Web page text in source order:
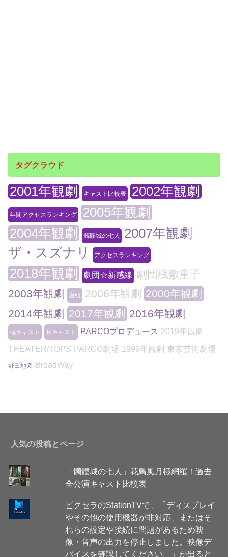
タグクラウド
2001年観劇 キャスト比較表 2002年観劇
年間アクセスランキング
2005年観劇
2004年観劇
髑髏城の七人
2007年観劇
ザ・スズナリ
アクセスランキング
2018年観劇 劇団☆新感線
劇団桟敷童子
2003年観劇
唐組 2006年観劇
2000年観劇
2014年観劇 2017年観劇 2016年観劇
極キャスト 月キャスト PARCOプロデュース 2019年観劇
THEATER/TOPS PARCO劇場 1999年観劇 東京芸術劇場
野田地図 BroadWay
人気の投稿とページ
「髑髏城の七人」花鳥風月極網羅！過去
全公演キャスト比較表
ピクセラのStationTVで、「ディスプレイ
やその他の使用機器が非対応、またはそ
れらの設定や接続に問題があるため映
像・音声の出力を停止しました。映像デ
バイスを確認してください。」が出ると